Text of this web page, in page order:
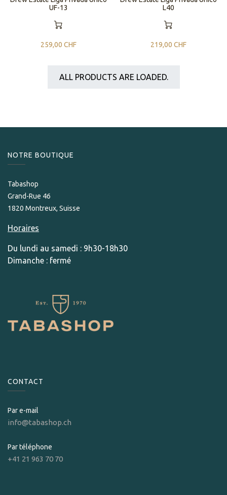
UF-13
259,00 CHF
L40
219,00 CHF
ALL PRODUCTS ARE LOADED.
NOTRE BOUTIQUE
Tabashop
Grand-Rue 46
1820 Montreux, Suisse
Horaires
Du lundi au samedi : 9h30-18h30
Dimanche : fermé
CONTACT
Par e-mail
info@tabashop.ch
Par téléphone
+41 21 963 70 70